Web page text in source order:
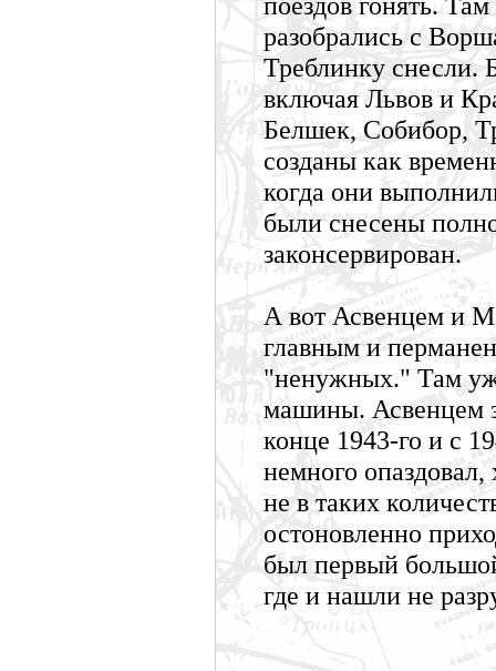
разобрались с
Треблинку
включая Львов и
Белшек, Собибор,
созданы как
когда они
были снесены
законсервирован.
А вот Асвенцем и
главным и
"ненужных." Там
машины. Асвенцем
конце 1943-го и с
немного опаздовал,
не в таких
остоновленно
был первый
где и нашли не